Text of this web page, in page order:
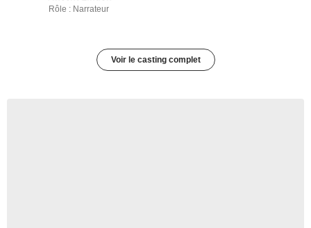
Rôle : Narrateur
Voir le casting complet